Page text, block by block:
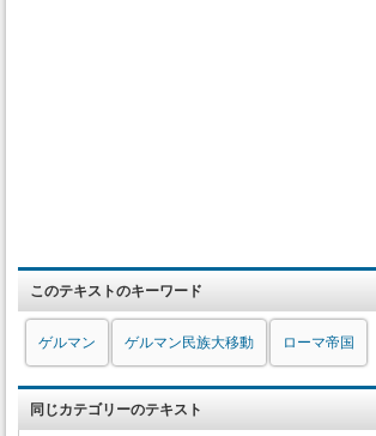
このテキストのキーワード
ゲルマン ゲルマン民族大移動 ローマ帝国
同じカテゴリーのテキスト